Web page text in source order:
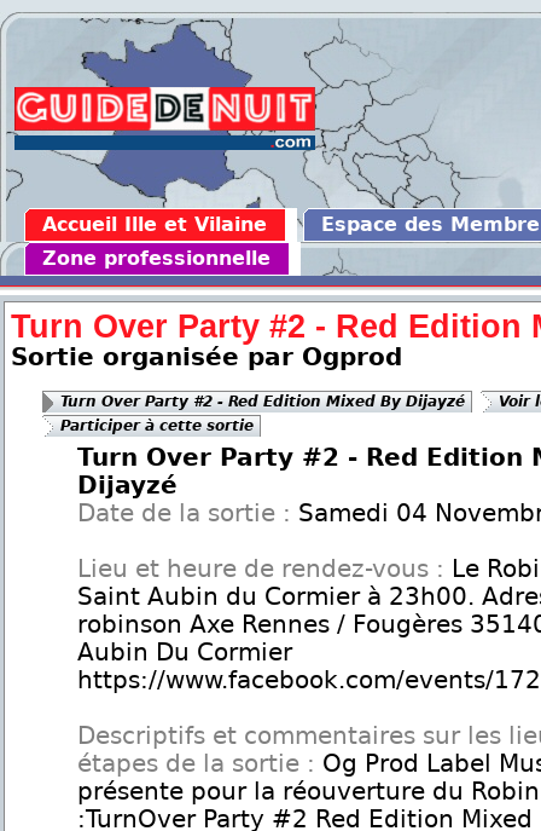
Accueil Ille et Vilaine
Espace des Membre
Zone professionnelle
Turn Over Party #2 - Red Edition
Sortie organisée par Ogprod
Turn Over Party #2 - Red Edition Mixed By Dijayzé
Voir
Participer à cette sortie
Turn Over Party #2 - Red Edition
Dijayzé
Date de la sortie : Samedi 04
Lieu et heure de rendez-vous : Le
Saint Aubin du Cormier à 23h00.
robinson Axe Rennes / Fougères
Aubin Du Cormier
https://www.facebook.com/events/
Descriptifs et commentaires sur les
étapes de la sortie : Og Prod Label
présente pour la réouverture du
:TurnOver Party #2 Red Edition Mixed